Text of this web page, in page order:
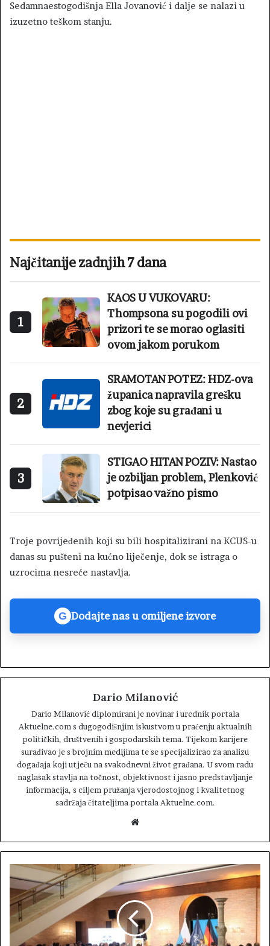
Sedamnaestogodišnja Ella Jovanović i dalje se nalazi u
izuzetno teškom stanju.
Najčitanije zadnjih 7 dana
1
KAOS U VUKOVARU:
Thompsona su pogodili ovi
prizori te se morao oglasiti
ovom jakom porukom
2
SRAMOTAN POTEZ: HDZ-ova
županica napravila grešku
zbog koje su građani u
nevjerici
3
STIGAO HITAN POZIV: Nastao
je ozbiljan problem, Plenković
potpisao važno pismo
Troje povrijeđenih koji su bili hospitalizirani na KCUS-u
danas su pušteni na kućno liječenje, dok se istraga o
uzrocima nesreće nastavlja.
G Dodajte nas u omiljene izvore
Dario Milanović
Dario Milanović diplomirani je novinar i urednik portala
Aktuelne.com s dugogodišnjim iskustvom u praćenju aktualnih
političkih, društvenih i gospodarskih tema. Tijekom karijere
surađivao je s brojnim medijima te se specijalizirao za analizu
događaja koji utječu na svakodnevni život građana. U svom radu
naglasak stavlja na točnost, objektivnost i jasno predstavljanje
informacija, s ciljem pružanja vjerodostojnog i kvalitetnog
sadržaja čitateljima portala Aktuelne.com.
b
s
i
t